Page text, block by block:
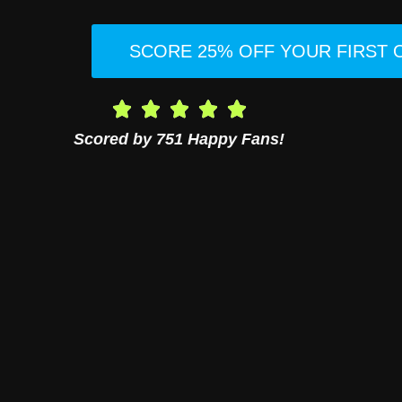
SCORE 25% OFF YOUR FIRST
Scored by 751 Happy Fans!